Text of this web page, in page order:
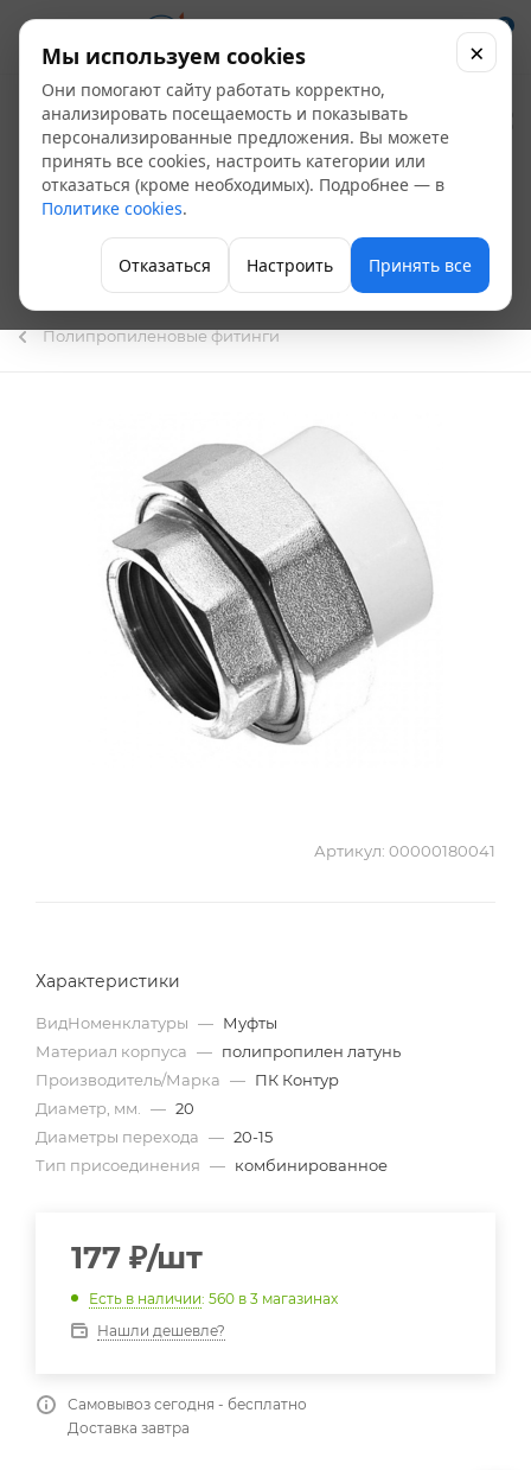
0
Муфта ПП
разъемная
(американка) ВР
20х1/2 ПК Контур
СТАНДАРТ (20шт)
Полипропиленовые фитинги
Артикул: 00000180041
Характеристики
ВидНоменклатуры — Муфты
Материал корпуса — полипропилен латунь
Производитель/Марка — ПК Контур
Диаметр, мм.
— 20
Диаметры перехода — 20-15
Тип присоединения — комбинированное
177 ₽/шт
Есть в наличии: 560 в 3 магазинах
Нашли дешевле?
Самовывоз сегодня - бесплатно
Доставка завтра
Мы используем cookies
Они помогают сайту работать корректно,
анализировать посещаемость и показывать
персонализированные предложения. Вы можете
принять все cookies, настроить категории или
отказаться (кроме необходимых). Подробнее — в
Политике cookies.
Отказаться Настроить Принять все
×